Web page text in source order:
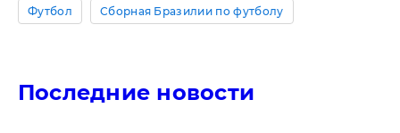
Футбол Сборная Бразилии по футболу
Последние новости